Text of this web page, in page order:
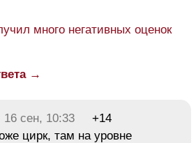
много негативных оценок
→
16 сен, 10:33
+14
цирк, там на уровне